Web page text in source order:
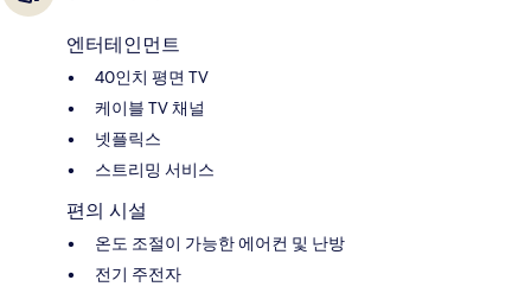
엔터테인먼트
40인치 평면 TV
케이블 TV 채널
넷플릭스
스트리밍 서비스
편의 시설
온도 조절이 가능한 에어컨 및 난방
전기 주전자